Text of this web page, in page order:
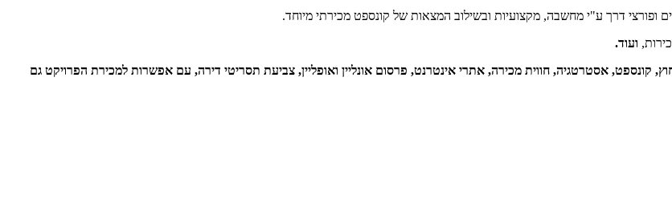
ופורצי דרך ע"י מחשבה, מקצועיות ובשילוב המצאות של קונספט מכירתי מיוחד.
ועוד.
קונספט, אסטרטגיה, חווית מכירה, אתרי אינטרנט, פרסום אונליין ואופליין, צביעת תסריטי דירה, עם אפשרות למכירת הפרויקט גם